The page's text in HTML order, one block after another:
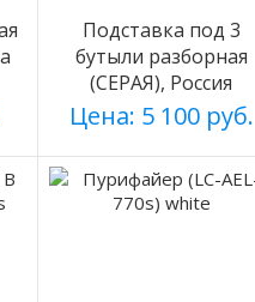
Подставка под 3
бутыли разборная
(СЕРАЯ), Россия
Цена: 5 100 руб.